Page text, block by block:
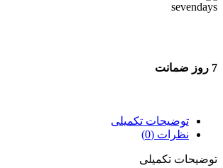
7 روز ضمانت
توضیحات تکمیلی
نظرات (0)
توضیحات تکمیلی